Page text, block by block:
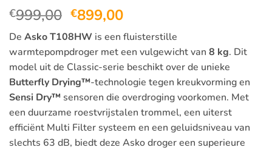
€999,00 Oorspronkelijke
prijs
was:
€999,00.
€899,00Huidige
prijs
is:
€899,00.
De Asko T108HW is een fluisterstille
warmtepompdroger met een vulgewicht van 8 kg. Dit
model uit de Classic-serie beschikt over de unieke
Butterfly Drying™-technologie tegen kreukvorming en
Sensi Dry™ sensoren die overdroging voorkomen. Met
een duurzame roestvrijstalen trommel, een uiterst
efficiënt Multi Filter systeem en een geluidsniveau van
slechts 63 dB, biedt deze Asko droger een superieure